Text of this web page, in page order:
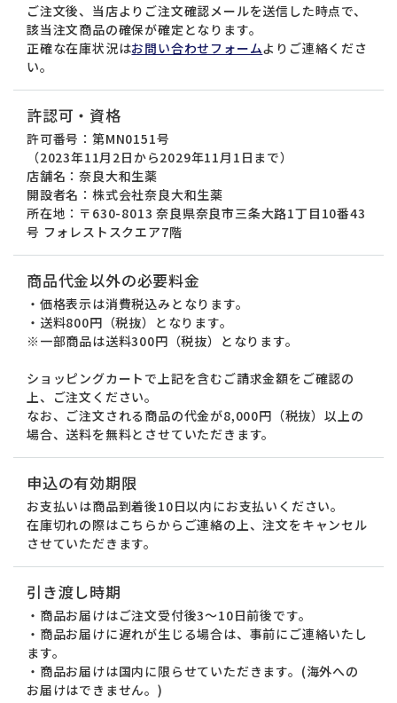
ご注文後、当店よりご注文確認メールを送信した時点で、
該当注文商品の確保が確定となります。
正確な在庫状況はお問い合わせフォームよりご連絡くださ
い。
許認可・資格
許可番号：第MN0151号
（2023年11月2日から2029年11月1日まで）
店舗名：奈良大和生薬
開設者名：株式会社奈良大和生薬
所在地：〒630-8013 奈良県奈良市三条大路1丁目10番43
号 フォレストスクエア7階
商品代金以外の必要料金
・価格表示は消費税込みとなります。
・送料800円（税抜）となります。
※一部商品は送料300円（税抜）となります。
ショッピングカートで上記を含むご請求金額をご確認の
上、ご注文ください。
なお、ご注文される商品の代金が8,000円（税抜）以上の
場合、送料を無料とさせていただきます。
申込の有効期限
お支払いは商品到着後10日以内にお支払いください。
在庫切れの際はこちらからご連絡の上、注文をキャンセル
させていただきます。
引き渡し時期
・商品お届けはご注文受付後3～10日前後です。
・商品お届けに遅れが生じる場合は、事前にご連絡いたし
ます。
・商品お届けは国内に限らせていただきます。(海外への
お届けはできません。)